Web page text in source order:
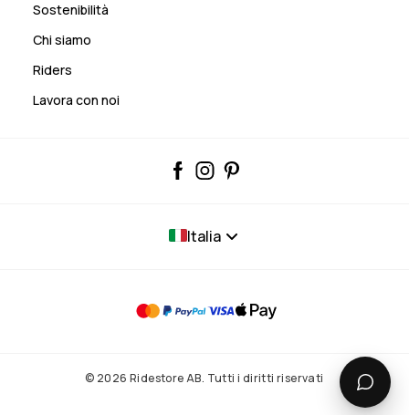
Sostenibilità
Chi siamo
Riders
Lavora con noi
Italia
© 2026 Ridestore AB. Tutti i diritti riservati